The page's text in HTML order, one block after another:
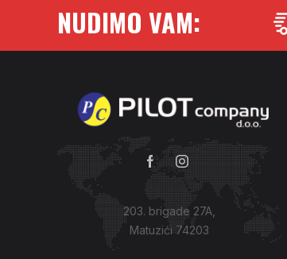
NUDIMO VAM:
203. brigade 27A,
Matuzići 74203